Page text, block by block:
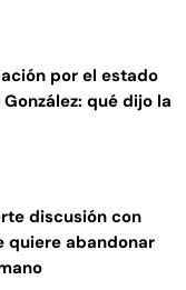
por el estado
qué dijo la
discusión con
quiere abandonar